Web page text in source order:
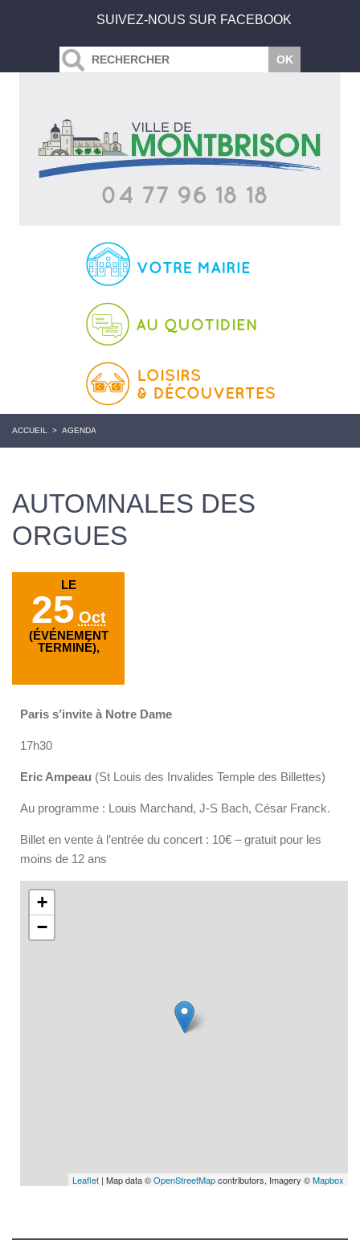
SUIVEZ-NOUS SUR FACEBOOK
ACCUEIL > AGENDA
AUTOMNALES DES
ORGUES
LE
25 Oct
(ÉVÉNEMENT
TERMINÉ),
Paris s’invite à Notre Dame
17h30
Eric Ampeau (St Louis des Invalides Temple des Billettes)
Au programme : Louis Marchand, J-S Bach, César Franck.
Billet en vente à l’entrée du concert : 10€ – gratuit pour les
moins de 12 ans
+
−
Leaflet | Map data ©OpenStreetMapcontributors, Imagery ©Mapbox